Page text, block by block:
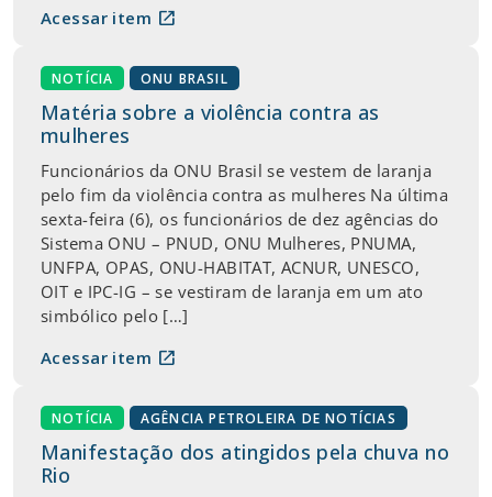
Acessar item open_in_new
NOTÍCIA ONU BRASIL
Matéria sobre a violência contra as
mulheres
Funcionários da ONU Brasil se vestem de laranja
pelo fim da violência contra as mulheres Na última
sexta-feira (6), os funcionários de dez agências do
Sistema ONU – PNUD, ONU Mulheres, PNUMA,
UNFPA, OPAS, ONU-HABITAT, ACNUR, UNESCO,
OIT e IPC-IG – se vestiram de laranja em um ato
simbólico pelo […]
Acessar item open_in_new
NOTÍCIA AGÊNCIA PETROLEIRA DE NOTÍCIAS
Manifestação dos atingidos pela chuva no
Rio